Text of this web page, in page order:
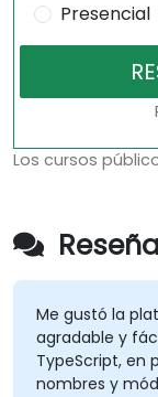
Presencial
Los cursos
Me gustó la
agradable y
TypeScript, en
nombres y